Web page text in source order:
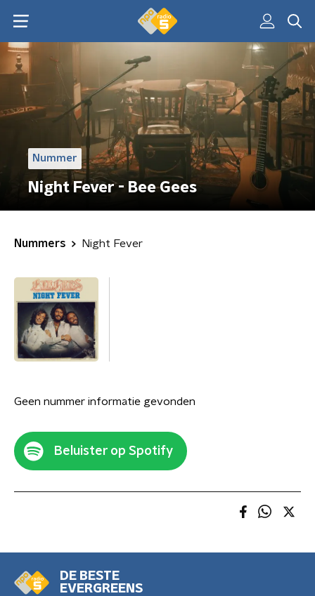
Nummer
Night Fever - Bee Gees
Nummers Night Fever
Geen nummer informatie gevonden
Beluister op Spotify
DE BESTE
EVERGREENS